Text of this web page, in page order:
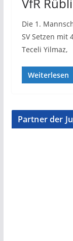
Die 1.
SV Setzen mit
Teceli Yilmaz,
Weiterlesen
Partner der